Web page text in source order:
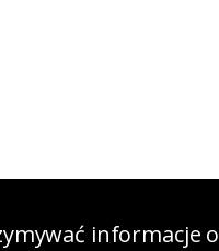
informacje o